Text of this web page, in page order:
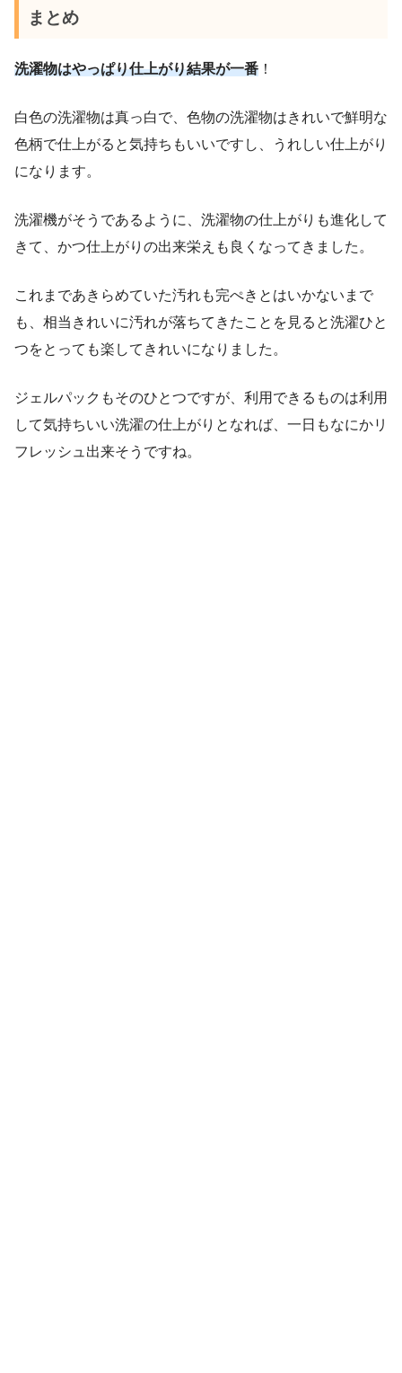
まとめ
洗濯物はやっぱり仕上がり結果が一番 ！
白色の洗濯物は真っ白で、色物の洗濯物はきれいで鮮明な
色柄で仕上がると気持ちもいいですし、うれしい仕上がり
になります。
洗濯機がそうであるように、洗濯物の仕上がりも進化して
きて、かつ仕上がりの出来栄えも良くなってきました。
これまであきらめていた汚れも完ぺきとはいかないまで
も、相当きれいに汚れが落ちてきたことを見ると洗濯ひと
つをとっても楽してきれいになりました。
ジェルパックもそのひとつですが、利用できるものは利用
して気持ちいい洗濯の仕上がりとなれば、一日もなにかリ
フレッシュ出来そうですね。